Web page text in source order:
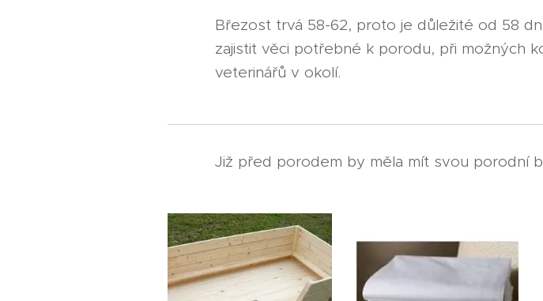
Březost trvá 58-62, proto je důležité od 58
zajistit věci potřebné k porodu, při možných
veterinářů v okolí.
Již před porodem by měla mít svou porodní